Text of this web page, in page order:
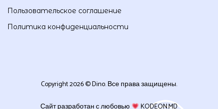
Пользовательское соглашение
Политика конфиденциальности
Copyright 2026 © Dino. Все права защищены.